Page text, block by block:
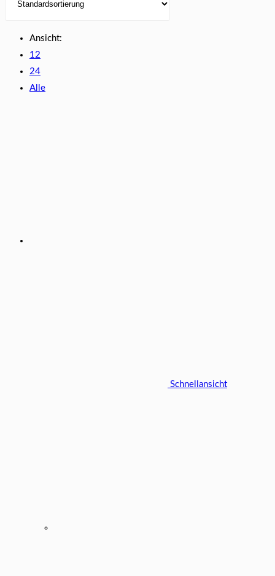
Ansicht:
12
24
Alle
Schnellansicht